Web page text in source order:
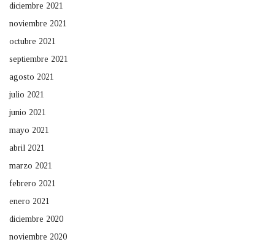
diciembre 2021
noviembre 2021
octubre 2021
septiembre 2021
agosto 2021
julio 2021
junio 2021
mayo 2021
abril 2021
marzo 2021
febrero 2021
enero 2021
diciembre 2020
noviembre 2020